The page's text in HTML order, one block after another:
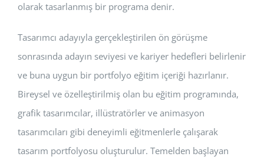
olarak tasarlanmış bir programa denir.
Tasarımcı adayıyla gerçekleştirilen ön görüşme
sonrasında adayın seviyesi ve kariyer hedefleri belirlenir
ve buna uygun bir portfolyo eğitim içeriği hazırlanır.
Bireysel ve özelleştirilmiş olan bu eğitim programında,
grafik tasarımcılar, illüstratörler ve animasyon
tasarımcıları gibi deneyimli eğitmenlerle çalışarak
tasarım portfolyosu oluşturulur. Temelden başlayan